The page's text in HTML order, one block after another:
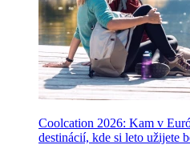
Coolcation 2026: Kam v
destinácií, kde si leto užijete